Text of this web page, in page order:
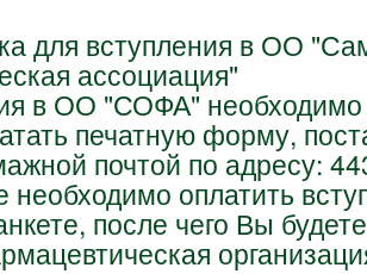
для вступления в ОО
ассоциация"
в ОО "СОФА" необходимо
печатную форму,
почтой по адресу:
оплатить
после чего Вы